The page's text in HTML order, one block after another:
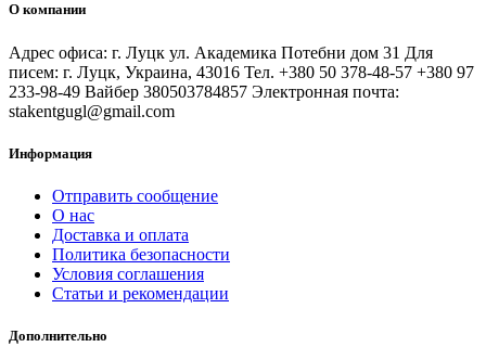
О компании
Адрес офиса: г. Луцк ул. Академика Потебни дом 31 Для
писем: г. Луцк, Украина, 43016 Тел. +380 50 378-48-57 +380 97
233-98-49 Вайбер 380503784857 Электронная почта:
stakentgugl@gmail.com
Информация
Отправить сообщение
О нас
Доставка и оплата
Политика безопасности
Условия соглашения
Статьи и рекомендации
Дополнительно